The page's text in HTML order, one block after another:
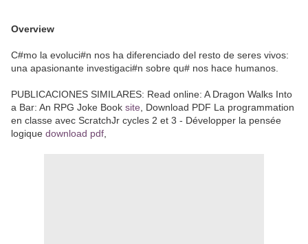
Overview
C#mo la evoluci#n nos ha diferenciado del resto de seres vivos:
una apasionante investigaci#n sobre qu# nos hace humanos.
PUBLICACIONES SIMILARES: Read online: A Dragon Walks Into
a Bar: An RPG Joke Book site , Download PDF La programmation
en classe avec ScratchJr cycles 2 et 3 - Développer la pensée
logique download pdf